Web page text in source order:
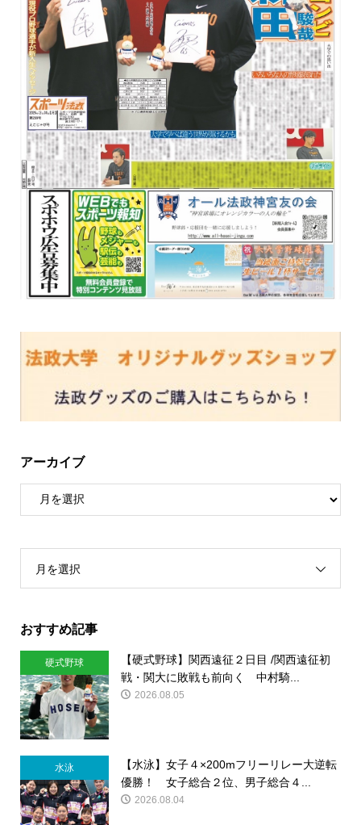
アーカイブ
月を選択
おすすめ記事
硬式野球
【硬式野球】関西遠征２日目 /関西遠征初
戦・関大に敗戦も前向く 中村騎...
2026.08.05
水泳
【水泳】女子４×200mフリーリレー大逆転
優勝！ 女子総合２位、男子総合４...
2026.08.04